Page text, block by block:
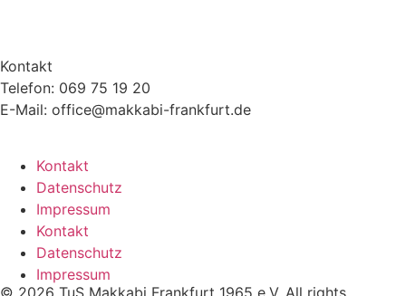
Kontakt
Telefon: 069 75 19 20
E-Mail: office@makkabi-frankfurt.de
Kontakt
Datenschutz
Impressum
Kontakt
Datenschutz
Impressum